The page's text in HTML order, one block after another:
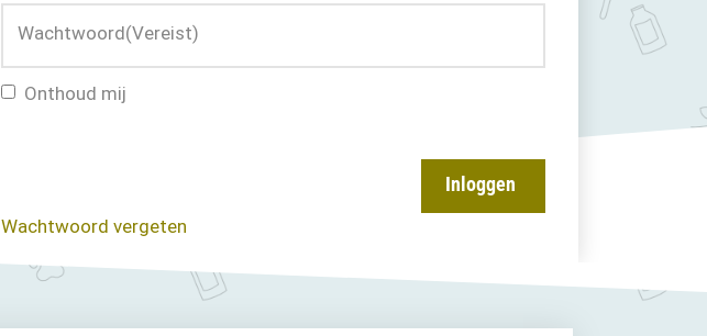
Wachtwoord(Vereist)
Onthoud mij
Inloggen
Wachtwoord vergeten